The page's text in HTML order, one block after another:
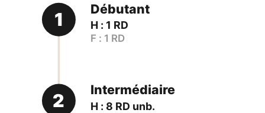
1
Débutant
H : 1 RD
F : 1 RD
2
Intermédiaire
H : 8 RD unb.